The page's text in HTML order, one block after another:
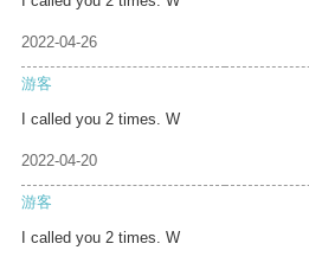
2022-04-26
游客
I called you 2 times. W
2022-04-20
游客
I called you 2 times. W